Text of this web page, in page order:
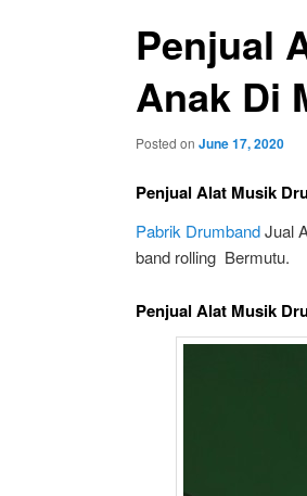
Penjual
Anak Di
Posted on June 17, 2020
Penjual Alat Musik
Pabrik DrumbandJual
band rolling Bermutu.
Penjual Alat Musik